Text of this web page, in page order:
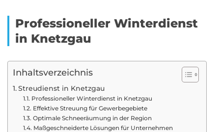
Professioneller Winterdienst
in Knetzgau
Inhaltsverzeichnis
Streudienst in Knetzgau
Professioneller Winterdienst in Knetzgau
Effektive Streuung für Gewerbegebiete
Optimale Schneeräumung in der Region
Maßgeschneiderte Lösungen für Unternehmen